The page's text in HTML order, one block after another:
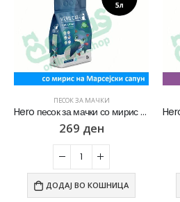
ПЕСОК ЗА МАЧКИ
Hero песок за мачки со мирис на Марсејски сапун [Вреќичка 5Л]
269 ден
ДОДАЈ ВО КОШНИЦА